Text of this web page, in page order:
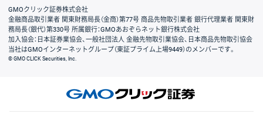
GMOクリック証券株式会社
金融商品取引業者 関東財務局長（金商）第77号 商品先物取引業者 銀行代理業者 関東財
務局長（銀代）第330号 所属銀行：GMOあおぞらネット銀行株式会社
加入協会：日本証券業協会、一般社団法人 金融先物取引業協会、日本商品先物取引協会
当社はGMOインターネットグループ（東証プライム上場9449）のメンバーです。
© GMO CLICK Securities, Inc.